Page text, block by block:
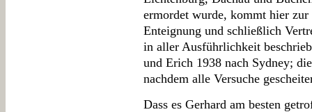
ermordet wurde, kommt hier
Enteignung und schließlich
in aller Ausführlichkeit
und Erich 1938 nach Sydney;
nachdem alle Versuche
Dass es Gerhard am besten